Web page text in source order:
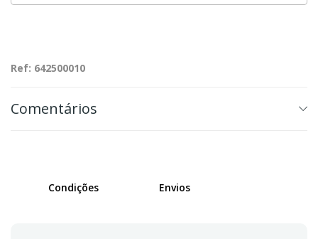
Ref: 642500010
Comentários
Condições Envios